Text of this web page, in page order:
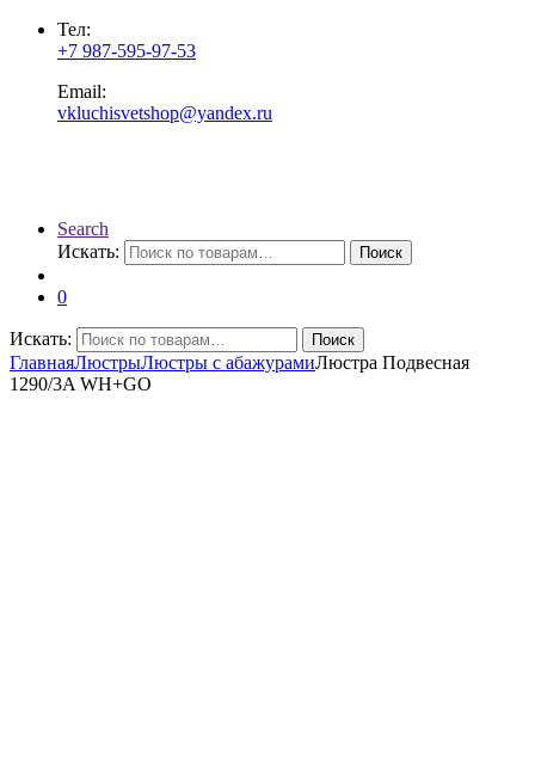
Тел:
+7 987-595-97-53
Email:
vkluchisvetshop@yandex.ru
Search
Искать:
Поиск
0
Искать: Поиск
ГлавнаяЛюстрыЛюстры с абажурамиЛюстра Подвесная
1290/3A WH+GO